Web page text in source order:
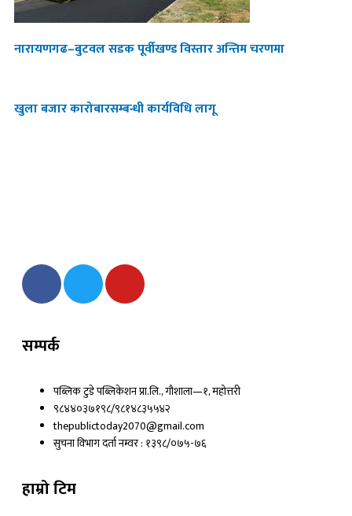
नारायणगढ–बुटवल सडक पूर्वीखण्ड विस्तार अन्तिम चरणमा
खुला बजार कारोबारसम्बन्धी कार्यविधि लागू
F
a
c
e
b
o
k
T
w
i
r
Y
o
u
e
सम्पर्क
पब्लिक टुडे पब्लिकेशन प्रा.लि., गौशाला—१, महोत्तरी
९८४४०३७१९८/९८१४८३५५४२
thepublictoday2070@gmail.com
सुचना विभाग दर्ता नम्वर : १३९८/०७५-७६
हाम्रो टिम